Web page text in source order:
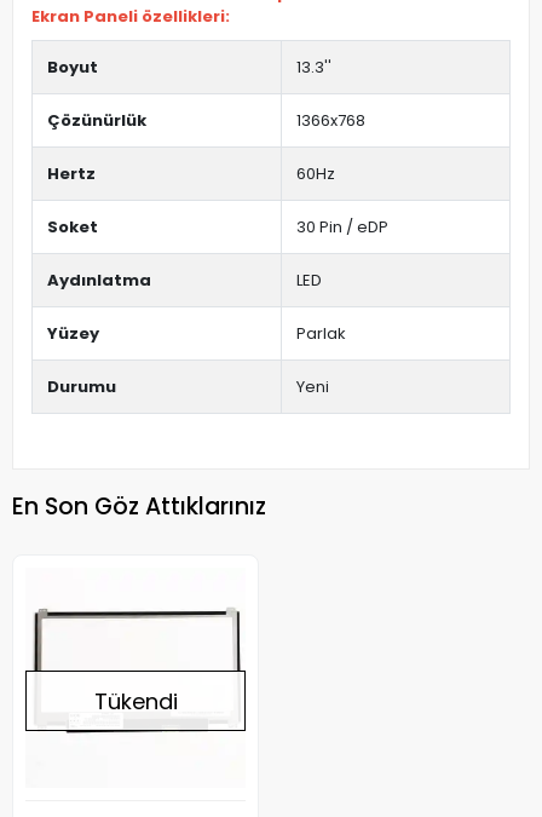
Ekran Paneli özellikleri:
Boyut 13.3''
Çözünürlük 1366x768
Hertz 60Hz
Soket 30 Pin / eDP
Aydınlatma LED
Yüzey Parlak
Durumu Yeni
En Son Göz Attıklarınız
Tükendi